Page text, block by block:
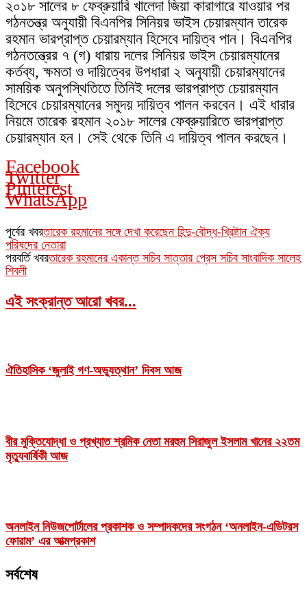
২০১৮ সালের ৮ ফেব্রুয়ারি খালেদা জিয়া কারাগারে যাওয়ার পর
গঠনতন্ত্র অনুযায়ী বিএনপির সিনিয়র ভাইস চেয়ারম্যান তারেক
রহমান ভারপ্রাপ্ত চেয়ারম্যান হিসেবে দায়িত্ব পান। বিএনপির
গঠনতন্ত্রের ৭ (গ) ধারায় দলের সিনিয়র ভাইস চেয়ারম্যানের
কর্তব্য, ক্ষমতা ও দায়িত্বের উপধারা ২ অনুযায়ী চেয়ারম্যানের
সাময়িক অনুপস্থিতিতে তিনিই দলের ভারপ্রাপ্ত চেয়ারম্যান
হিসেবে চেয়ারম্যানের সমুদয় দায়িত্ব পালন করবেন। এই ধারার
নিয়মে তারেক রহমান ২০১৮ সালের ফেব্রুয়ারিতে ভারপ্রাপ্ত
চেয়ারম্যান হন। সেই থেকে তিনি এ দায়িত্ব পালন করছেন।
Facebook
Twitter
Pinterest
WhatsApp
পূর্বের খবরতারেক রহমানের সঙ্গে দেখা করেছেন হিন্দু-বৌদ্ধ-খ্রিষ্টান ঐক্য
পরিষদের নেতারা
পরবর্তি খবরতারেক রহমানের একান্ত সচিব সাত্তার প্রেস সচিব সাংবাদিক সালেহ
শিবলী
এই সংক্রান্ত আরো খবর...
ঐতিহাসিক ‘জুলাই গণ-অভ্যুত্থান’ দিবস আজ
বীর মুক্তিযোদ্ধা ও প্রখ্যাত শ্রমিক নেতা মরহুম সিরাজুল ইসলাম খানের ২২তম
মৃত্যুবার্ষিকী আজ
অনলাইন নিউজপোর্টালের প্রকাশক ও সম্পাদকদের সংগঠন ‘অনলাইন-এডিটরস
ফোরাম’ এর আত্মপ্রকাশ
সর্বশেষ